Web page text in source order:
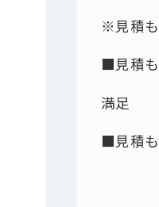
※見積
■見積
満足
■見積